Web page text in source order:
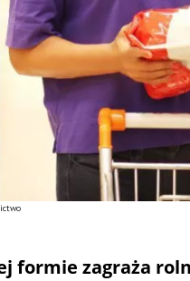
formie zagraża